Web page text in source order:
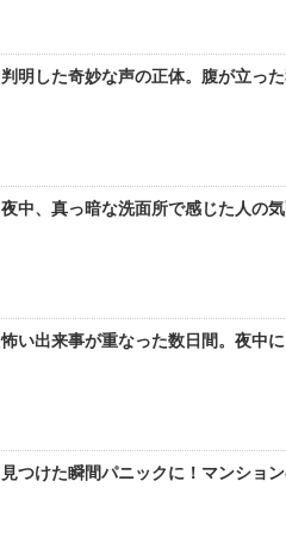
判明した奇妙な声の正体。腹が立っ
夜中、真っ暗な洗面所で感じた人の
怖い出来事が重なった数日間。夜中
見つけた瞬間パニックに！マンショ